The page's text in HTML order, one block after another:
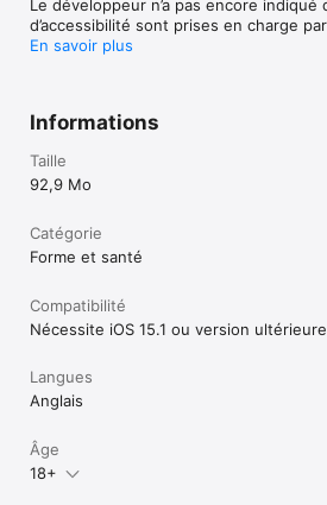
Conditions Générales de vente :
kilos.com/files/conditions-generales-
Le développeur n’a pas encore
d’accessibilité sont prises en charge
En savoir plus
Informations
Taille
92,9 Mo
Catégorie
Forme et santé
Compatibilité
Nécessite iOS 15.1 ou version
Langues
Anglais
Âge
18+